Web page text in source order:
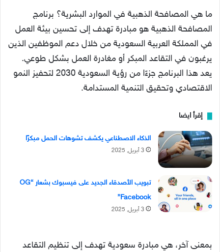
ما هي المصافحة الذهبية في الموارد البشرية؟ برنامج
المصافحة الذهبية هو مبادرة تهدف إلى تحسين بيئة العمل
في المملكة العربية السعودية من خلال دعم الموظفين الذين
يرغبون في التقاعد المبكر أو مغادرة العمل بشكل طوعي.
يعد هذا البرنامج جزءًا من رؤية السعودية 2030 لتحفيز النمو
الاقتصادي وتحقيق التنمية المستدامة.
إقرأ ايضا
الذكاء الاصطناعي يكشف تشوهات الحمل مبكرًا
3 أبريل, 2025
تبويب الأصدقاء الجديد على فيسبوك بشعار “OG
Facebook”
3 أبريل, 2025
بمعنى آخر، هي مبادرة سعودية تهدف إلى تنظيم التقاعد